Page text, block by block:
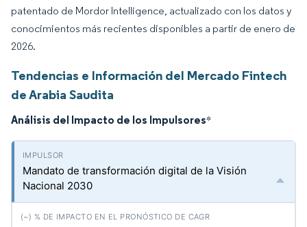
patentado de Mordor Intelligence, actualizado con los datos y
conocimientos más recientes disponibles a partir de enero de
2026.
Tendencias e Información del Mercado Fintech
de Arabia Saudita
Análisis del Impacto de los Impulsores*
Mandato de transformación digital de la Visión
Nacional 2030